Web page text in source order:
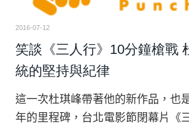
2016-07-12
笑談《三人行》10分鐘槍戰
統的堅持與紀律
這一次杜琪峰帶著他的新作品，也
年的里程碑，台北電影節閉幕片《